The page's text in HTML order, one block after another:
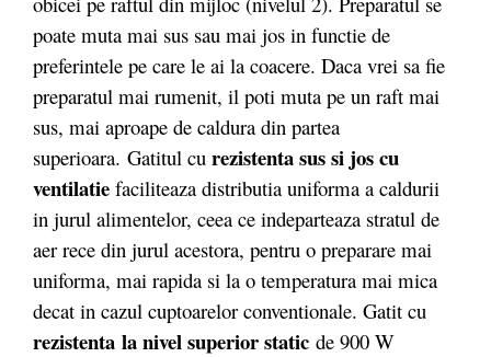
poate muta mai sus sau mai jos in functie de
preferintele pe care le ai la coacere. Daca vrei sa fie
preparatul mai rumenit, il poti muta pe un raft mai
sus, mai aproape de caldura din partea
superioara. Gatitul cu rezistenta sus si jos cu
ventilatie faciliteaza distributia uniforma a caldurii
in jurul alimentelor, ceea ce indeparteaza stratul de
aer rece din jurul acestora, pentru o preparare mai
uniforma, mai rapida si la o temperatura mai mica
decat in cazul cuptoarelor conventionale. Gatit cu
rezistenta la nivel superior static de 900 W